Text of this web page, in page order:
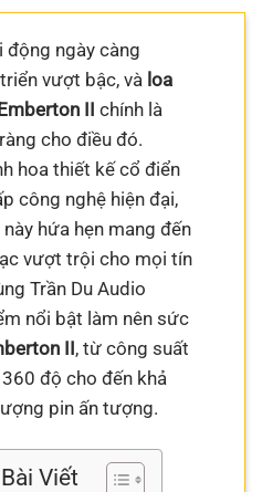
động ngày càng
vượt bậc, và loa
II chính là
cho điều đó.
hoa thiết kế cổ điển
công nghệ hiện đại,
hứa hẹn mang đến
vượt trội cho mọi tín
Trần Du Audio
nổi bật làm nên sức
II, từ công suất
độ cho đến khả
pin ấn tượng.
Viết